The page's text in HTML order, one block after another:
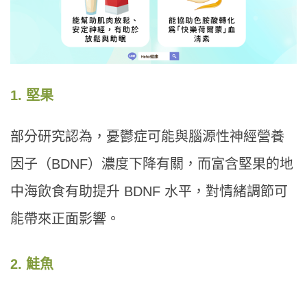
1. 堅果
部分研究認為，憂鬱症可能與腦源性神經營養
因子（BDNF）濃度下降有關，而富含堅果的地
中海飲食有助提升 BDNF 水平，對情緒調節可
能帶來正面影響。
2. 鮭魚